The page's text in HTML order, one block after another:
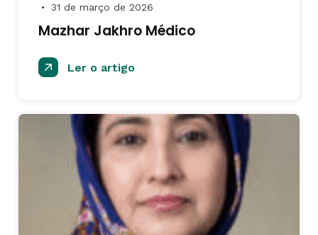
● 31 de março de 2026
Mazhar Jakhro Médico
Ler o artigo